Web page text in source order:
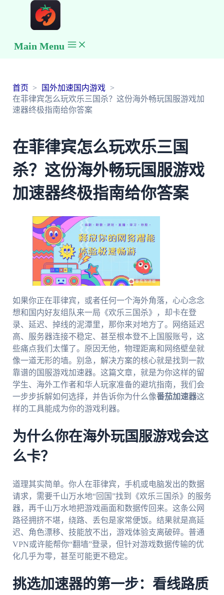
Main Menu
首页
国外加速国内游戏
在菲律宾怎么玩欢乐三国杀？这份海外畅玩国服游戏加
速器终极指南给你答案
在菲律宾怎么玩欢乐三国
杀？这份海外畅玩国服游戏
加速器终极指南给你答案
如果你正在菲律宾，或者任何一个海外角落，心心念念
想和国内好友组队来一局《欢乐三国杀》，却卡在登
录、延迟、掉线的泥潭里，那你来对地方了。网络延迟
高、服务器连接不稳定、甚至根本登不上国服账号，这
些痛点我们太懂了。原因无他，物理距离和网络壁垒就
像一道无形的墙。别急，解决方案的核心就是找到一款
靠谱的国服游戏加速器。这篇文章，就是为你这样的留
学生、海外工作者和华人玩家准备的避坑指南，我们会
一步步拆解如何选择，并告诉你为什么像番茄加速器这
样的工具能成为你的游戏利器。
为什么你在海外玩国服游戏会这
么卡？
道理其实简单。你人在菲律宾，手机或电脑发出的数据
请求，需要千山万水地“回国”找到《欢乐三国杀》的服务
器，再千山万水地把游戏画面和数据传回来。这条公网
路径拥挤不堪，绕路、丢包是家常便饭。结果就是高延
迟、角色漂移、技能放不出，游戏体验支离破碎。普通
VPN或许能帮你“翻墙”登录，但针对游戏数据传输的优
化几乎为零，甚至可能更不稳定。
挑选加速器的第一步：看线路质